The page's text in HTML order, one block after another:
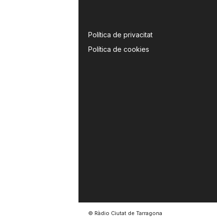
Política de privacitat
Política de cookies
© Ràdio Ciutat de Tarragona